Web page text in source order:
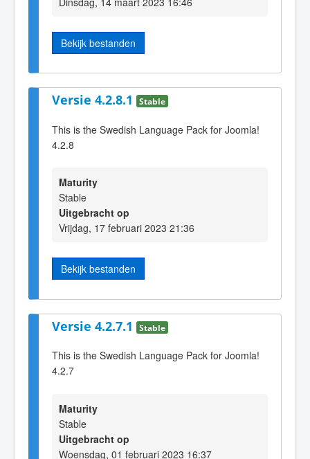
Bekijk bestanden
Versie 4.2.8.1 Stable
This is the Swedish Language Pack for Joomla!
4.2.8
Maturity
Stable
Uitgebracht op
Vrijdag, 17 februari 2023 21:36
Bekijk bestanden
Versie 4.2.7.1 Stable
This is the Swedish Language Pack for Joomla!
4.2.7
Maturity
Stable
Uitgebracht op
Woensdag, 01 februari 2023 16:37